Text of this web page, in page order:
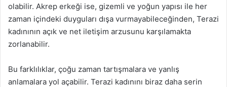
olabilir. Akrep erkeği ise, gizemli ve yoğun yapısı ile her
zaman içindeki duyguları dışa vurmayabileceğinden, Terazi
kadınının açık ve net iletişim arzusunu karşılamakta
zorlanabilir.
Bu farklılıklar, çoğu zaman tartışmalara ve yanlış
anlamalara yol açabilir. Terazi kadınını biraz daha serin